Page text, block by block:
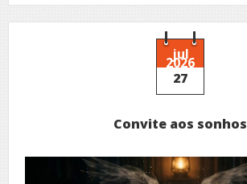
ilusão
do
mistério
jul
2026
27
Convite aos sonhos